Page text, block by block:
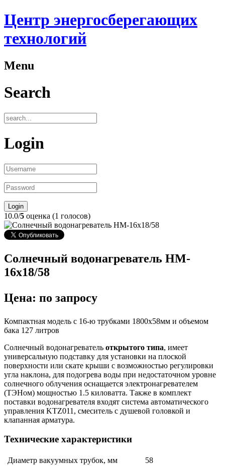
Центр энергосберегающих
технологий
Menu
Search
Login
10.0/5 оценка (1 голосов)
Солнечный водонагреватель HM-
16x18/58
Цена: по запросу
Компактная модель с 16-ю трубками 1800х58мм и объемом
бака 127 литров
Солнечный водонагреватель открытого типа, имеет
универсальную подставку для установки на плоской
поверхности или скате крыши с возможностью регулировки
угла наклона, для подогрева воды при недостаточном уровне
солнечного облучения оснащается электронагревателем
(ТЭНом) мощностью 1.5 киловатта. Также в комплект
поставки водонагревателя входят система автоматического
управления KTZ011, смеситель с душевой головкой и
клапанная арматура.
Технические характеристики
Диаметр вакуумных трубок, мм
58